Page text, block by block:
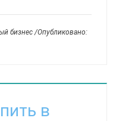
бизнес /Опубликовано:
в